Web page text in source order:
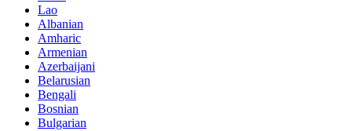
Lao
Albanian
Amharic
Armenian
Azerbaijani
Belarusian
Bengali
Bosnian
Bulgarian